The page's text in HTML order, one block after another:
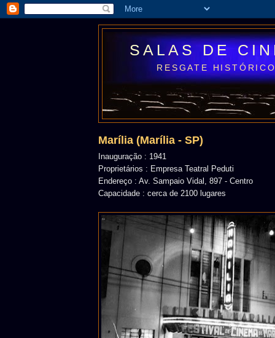
SALAS DE
RESGATE
Marília (Marília - SP)
Inauguração : 1941
Proprietários : Empresa Teatral Peduti
Endereço : Av. Sampaio Vidal, 897 - Centro
Capacidade : cerca de 2100 lugares